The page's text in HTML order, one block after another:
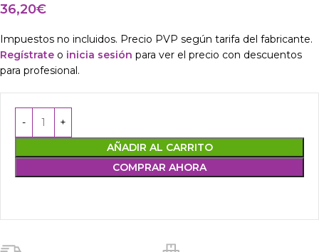
36,20€
Impuestos no incluidos. Precio PVP según tarifa del fabricante.
Regístrate o inicia sesión para ver el precio con descuentos
para profesional.
AÑADIR AL CARRITO
COMPRAR AHORA